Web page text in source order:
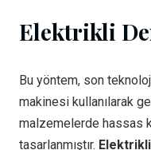
Elektrikli
Bu yöntem, son
makinesi kullanılarak
malzemelerde hassas
tasarlanmıştır.